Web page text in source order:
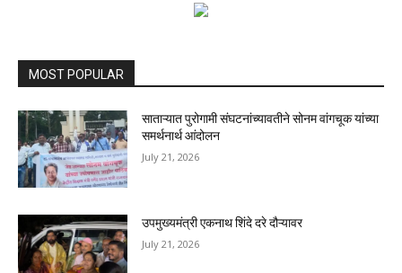
MOST POPULAR
साताऱ्यात पुरोगामी संघटनांच्यावतीने सोनम वांगचूक यांच्या
समर्थनार्थ आंदोलन
July 21, 2026
उपमुख्यमंत्री एकनाथ शिंदे दरे दौऱ्यावर
July 21, 2026